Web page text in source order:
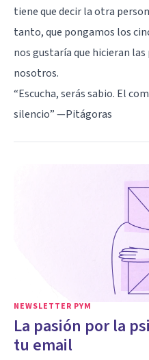
tiene que decir la otra
tanto, que pongamos los
nos gustaría que hicieran las
nosotros.
“Escucha, serás sabio. El
silencio” —Pitágoras
NEWSLETTER PYM
La pasión por la
tu email